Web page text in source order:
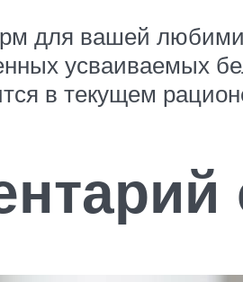
для вашей
усваиваемых
в текущем